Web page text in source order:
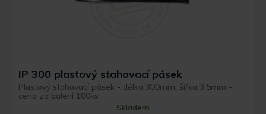
IP 300 plastový stahovací pásek
Plastový stahovací pásek - délka 300mm, šířka 3.5mm -
cena za balení 100ks
Skladem